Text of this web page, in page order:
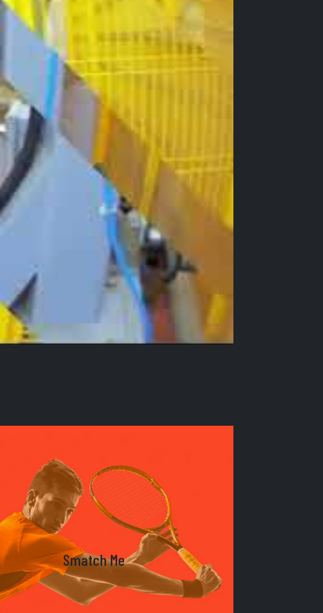
Smatch Me